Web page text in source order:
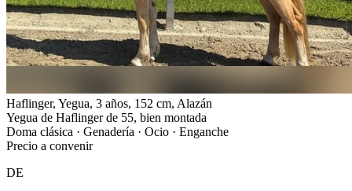
Haflinger, Yegua, 3 años, 152 cm, Alazán
Yegua de Haflinger de 55, bien montada
Doma clásica · Genadería · Ocio · Enganche
Precio a convenir
DE